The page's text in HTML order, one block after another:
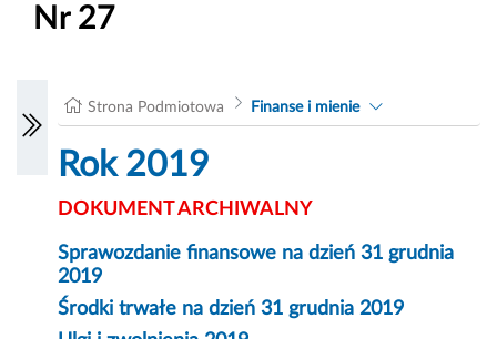
Nr 27
Strona Podmiotowa Finanse i mienie
Rok 2019
DOKUMENT ARCHIWALNY
Sprawozdanie finansowe na dzień 31 grudnia
2019
Środki trwałe na dzień 31 grudnia 2019